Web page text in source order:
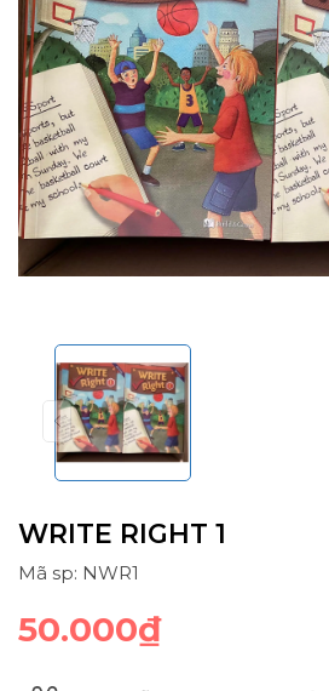
WRITE RIGHT 1
Mã sp: NWR1
50.000₫